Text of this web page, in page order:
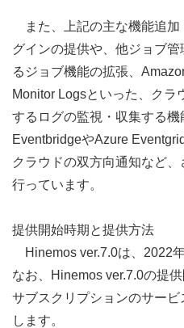
また、上記の主な機能追加
グインの提供や、他ジョブ
るジョブ機能の拡張、
Monitor Logsといった、クラ
するログの監視・収集する
EventbridgeやAzure
クラウドの双方向通知など
行っています。
提供開始時期と提供方法
Hinemos ver.7.0は、2022
なお、Hinemos ver.7.0の提
サブスクリプションのサー
します。